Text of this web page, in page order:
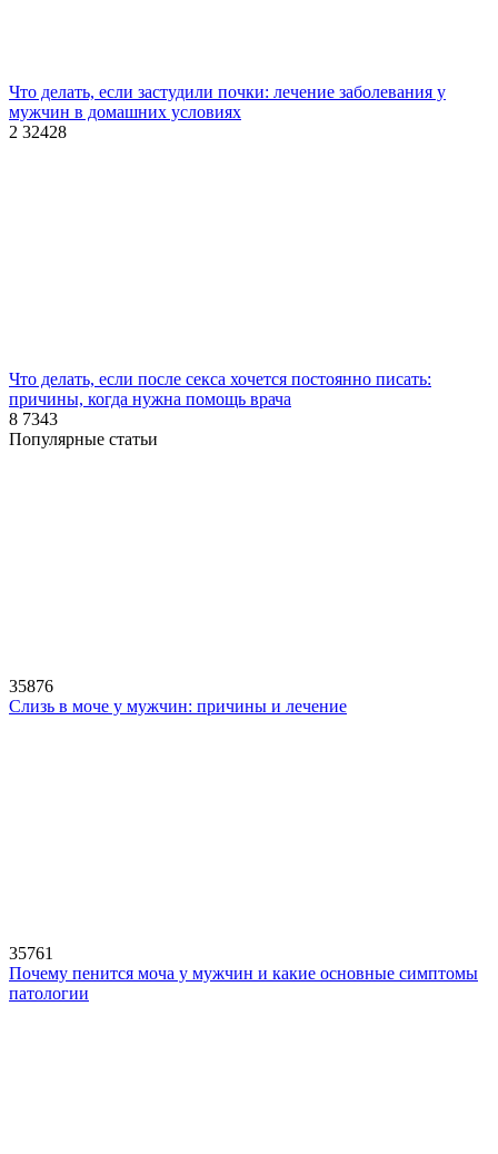
Что делать, если застудили почки: лечение заболевания у
мужчин в домашних условиях
2 32428
Что делать, если после секса хочется постоянно писать:
причины, когда нужна помощь врача
8 7343
Популярные статьи
35876
Слизь в моче у мужчин: причины и лечение
35761
Почему пенится моча у мужчин и какие основные симптомы
патологии